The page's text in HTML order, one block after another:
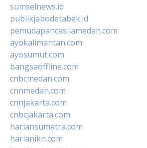
sumselnews.id
publikjabodetabek.id
pemudapancasilamedan.com
ayokalimantan.com
ayosumut.com
bangsaoffline.com
cnbcmedan.com
cnnmedan.com
cnnjakarta.com
cnbcjakarta.com
hariansumatra.com
harianikn.com